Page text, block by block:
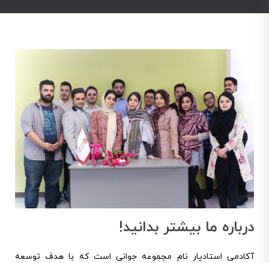
درباره ما بیشتر بدانید!
آکادمی استادیار نام مجموعه جوانی است که با هدف توسعه